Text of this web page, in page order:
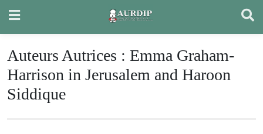
content
Auteurs Autrices : Emma Graham-
Harrison in Jerusalem and Haroon
Siddique